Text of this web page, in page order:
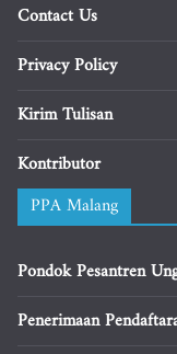
Contact Us
Privacy Policy
Kirim Tulisan
Kontributor
PPA Malang
Pondok Pesantren
Penerimaan